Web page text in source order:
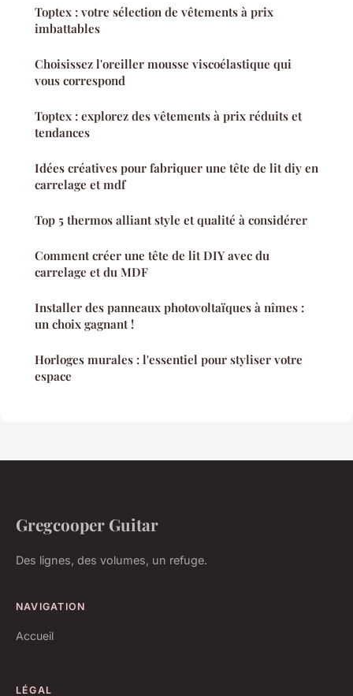
Toptex : votre sélection de vêtements à prix
imbattables
Choisissez l'oreiller mousse viscoélastique qui
vous correspond
Toptex : explorez des vêtements à prix réduits et
tendances
Idées créatives pour fabriquer une tête de lit diy en
carrelage et mdf
Top 5 thermos alliant style et qualité à considérer
Comment créer une tête de lit DIY avec du
carrelage et du MDF
Installer des panneaux photovoltaïques à nîmes :
un choix gagnant !
Horloges murales : l'essentiel pour styliser votre
espace
Gregcooper Guitar
Des lignes, des volumes, un refuge.
NAVIGATION
Accueil
LÉGAL